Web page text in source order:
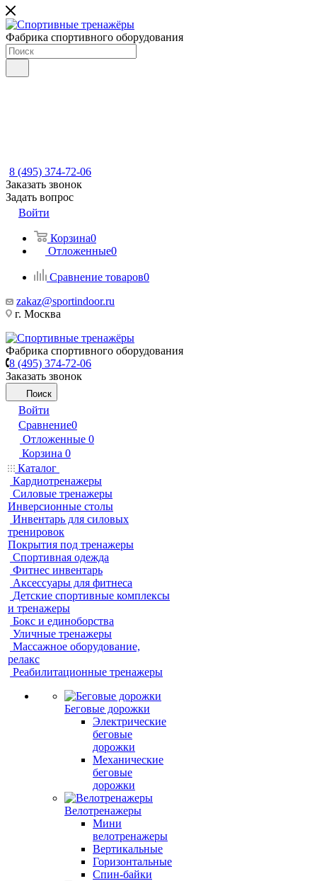
Фабрика спортивного оборудования
8 (495) 374-72-06
Заказать звонок
Задать вопрос
Войти
Корзина0
Отложенные0
Сравнение товаров0
zakaz@sportindoor.ru
г. Москва
Фабрика спортивного оборудования
8 (495) 374-72-06
Заказать звонок
Поиск
Войти
Сравнение0
Отложенные 0
Корзина 0
Каталог
Кардиотренажеры
Силовые тренажеры
Инверсионные столы
Инвентарь для силовых
тренировок
Покрытия под тренажеры
Спортивная одежда
Фитнес инвентарь
Аксессуары для фитнеса
Детские спортивные комплексы
и тренажеры
Бокс и единоборства
Уличные тренажеры
Массажное оборудование,
релакс
Реабилитационные тренажеры
Беговые дорожки
Электрические
беговые
дорожки
Механические
беговые
дорожки
Велотренажеры
Мини
велотренажеры
Вертикальные
Горизонтальные
Спин-байки